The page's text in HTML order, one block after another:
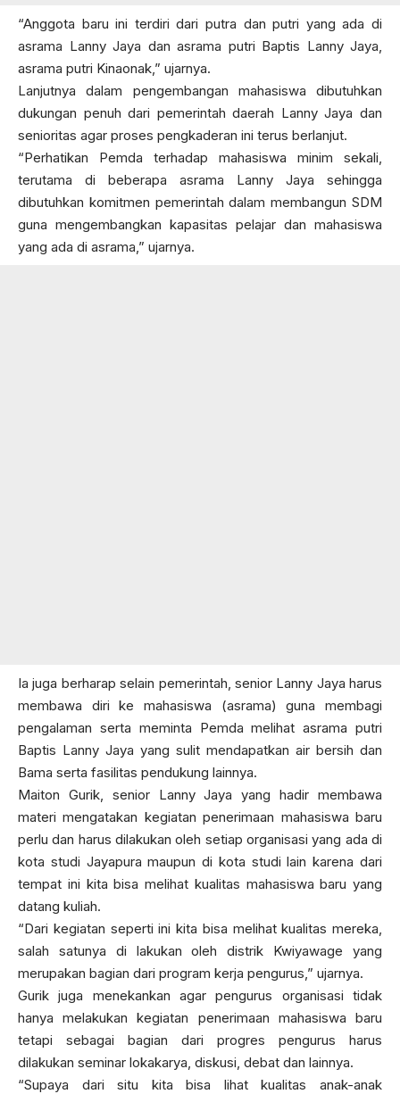
“Anggota baru ini terdiri dari putra dan putri yang ada di
asrama Lanny Jaya dan asrama putri Baptis Lanny Jaya,
asrama putri Kinaonak,” ujarnya.
Lanjutnya dalam pengembangan mahasiswa dibutuhkan
dukungan penuh dari pemerintah daerah Lanny Jaya dan
senioritas agar proses pengkaderan ini terus berlanjut.
“Perhatikan Pemda terhadap mahasiswa minim sekali,
terutama di beberapa asrama Lanny Jaya sehingga
dibutuhkan komitmen pemerintah dalam membangun SDM
guna mengembangkan kapasitas pelajar dan mahasiswa
yang ada di asrama,” ujarnya.
Ia juga berharap selain pemerintah, senior Lanny Jaya harus
membawa diri ke mahasiswa (asrama) guna membagi
pengalaman serta meminta Pemda melihat asrama putri
Baptis Lanny Jaya yang sulit mendapatkan air bersih dan
Bama serta fasilitas pendukung lainnya.
Maiton Gurik, senior Lanny Jaya yang hadir membawa
materi mengatakan kegiatan penerimaan mahasiswa baru
perlu dan harus dilakukan oleh setiap organisasi yang ada di
kota studi Jayapura maupun di kota studi lain karena dari
tempat ini kita bisa melihat kualitas mahasiswa baru yang
datang kuliah.
“Dari kegiatan seperti ini kita bisa melihat kualitas mereka,
salah satunya di lakukan oleh distrik Kwiyawage yang
merupakan bagian dari program kerja pengurus,” ujarnya.
Gurik juga menekankan agar pengurus organisasi tidak
hanya melakukan kegiatan penerimaan mahasiswa baru
tetapi sebagai bagian dari progres pengurus harus
dilakukan seminar lokakarya, diskusi, debat dan lainnya.
“Supaya dari situ kita bisa lihat kualitas anak-anak